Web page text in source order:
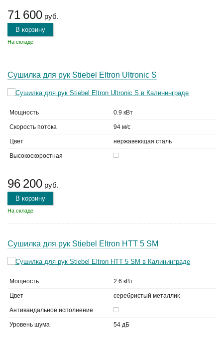
71 600 руб.
В корзину
На складе
Сушилка для рук Stiebel Eltron Ultronic S
Мощность 0.9 кВт
Скорость потока 94 м/с
Цвет нержавеющая сталь
Высокоскоростная
96 200 руб.
В корзину
На складе
Сушилка для рук Stiebel Eltron HTT 5 SM
Мощность 2.6 кВт
Цвет серебристый металлик
Антивандальное исполнение
Уровень шума 54 дБ